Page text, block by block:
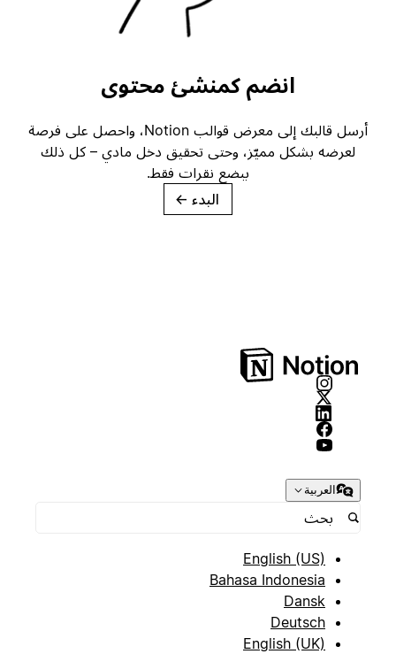
انضم كمنشئ محتوى
أرسل قالبك إلى معرض قوالب Notion، واحصل على فرصة
لعرضه بشكل مميّز، وحتى تحقيق دخل مادي – كل ذلك
ببضع نقرات فقط.
→
العربية
English (US)
Bahasa Indonesia
Dansk
Deutsch
English (UK)